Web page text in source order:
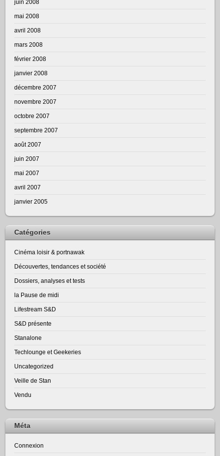
juin 2008
mai 2008
avril 2008
mars 2008
février 2008
janvier 2008
décembre 2007
novembre 2007
octobre 2007
septembre 2007
août 2007
juin 2007
mai 2007
avril 2007
janvier 2005
Catégories
Cinéma loisir & portnawak
Découvertes, tendances et société
Dossiers, analyses et tests
la Pause de midi
Lifestream S&D
S&D présente
Stanalone
Techlounge et Geekeries
Uncategorized
Veille de Stan
Vendu
Méta
Connexion